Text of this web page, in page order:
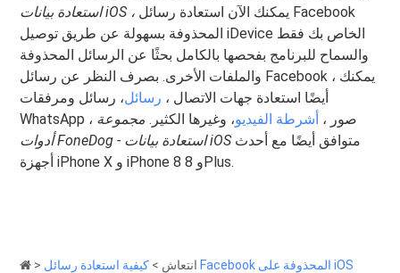
استعادة بيانات iOS ، يمكنك الآن استعادة رسائل Facebook
المحذوفة بسهولة عن طريق توصيل iDevice الخاص بك فقط
والسماح للبرنامج بفحصها بالكامل بحثًا عن الرسائل المحذوفة
والملفات الأخرى. بصرف النظر عن رسائل Facebook ، يمكنك
أيضًا استعادة جهات الاتصال ، رسائل، رسائل ومرفقات
WhatsApp ، صور ، أشرطة الفيديو، وغيرها الكثير. مجموعة
أدوات FoneDog - استعادة بيانات iOS متوافق أيضًا مع أحدث
أجهزة iPhone X و iPhone 8 و 8Plus.
> انتعاش > كيفية استعادة رسائل Facebook المحذوفة على iOS